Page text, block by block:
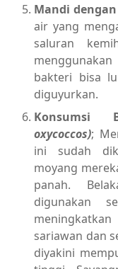
Mandi
air yang
saluran
bakteri bisa
diguyurkan.
Konsumsi
oxycoccos);
ini sudah
moyang
panah.
digunakan
sariawan dan
diyakini